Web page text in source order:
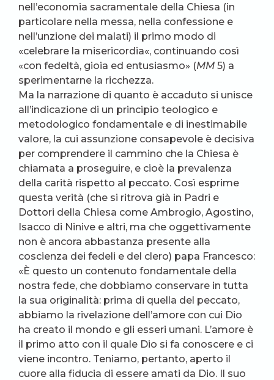
nell’economia sacramentale della Chiesa (in
particolare nella messa, nella confessione e
nell’unzione dei malati) il primo modo di
«celebrare la misericordia«, continuando così
«con fedeltà, gioia ed entusiasmo» (MM 5) a
sperimentarne la ricchezza.
Ma la narrazione di quanto è accaduto si unisce
all’indicazione di un principio teologico e
metodologico fondamentale e di inestimabile
valore, la cui assunzione consapevole è decisiva
per comprendere il cammino che la Chiesa è
chiamata a proseguire, e cioè la prevalenza
della carità rispetto al peccato. Così esprime
questa verità (che si ritrova già in Padri e
Dottori della Chiesa come Ambrogio, Agostino,
Isacco di Ninive e altri, ma che oggettivamente
non è ancora abbastanza presente alla
coscienza dei fedeli e del clero) papa Francesco:
«È questo un contenuto fondamentale della
nostra fede, che dobbiamo conservare in tutta
la sua originalità: prima di quella del peccato,
abbiamo la rivelazione dell’amore con cui Dio
ha creato il mondo e gli esseri umani. L’amore è
il primo atto con il quale Dio si fa conoscere e ci
viene incontro. Teniamo, pertanto, aperto il
cuore alla fiducia di essere amati da Dio. Il suo